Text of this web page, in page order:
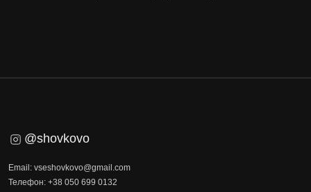
@shovkovo
Email: vseshovkovo@gmail.com
Телефон: +38 050 699 0132